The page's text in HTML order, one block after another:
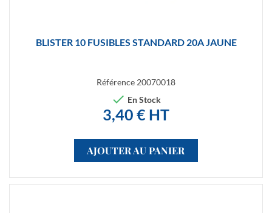
BLISTER 10 FUSIBLES STANDARD 20A JAUNE
Référence 20070018
 En Stock
3,40 € HT
AJOUTER AU PANIER